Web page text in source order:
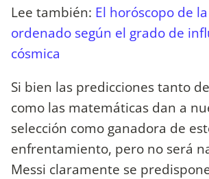
Lee también: El horóscopo de
ordenado según el grado de
cósmica
Si bien las predicciones tanto
como las matemáticas dan a
selección como ganadora de
enfrentamiento, pero no será
Messi claramente se